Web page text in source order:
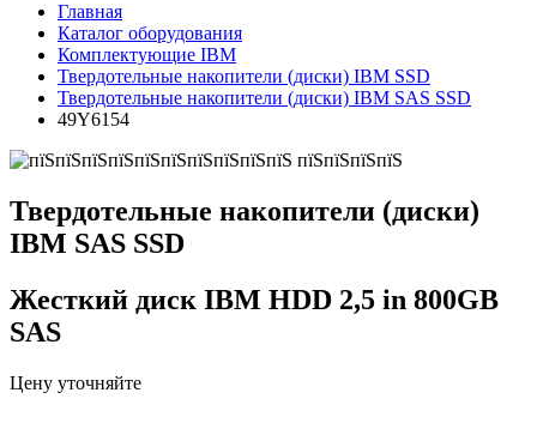
Главная
Каталог оборудования
Комплектующие IBM
Твердотельные накопители (диски) IBM SSD
Твердотельные накопители (диски) IBM SAS SSD
49Y6154
Твердотельные накопители (диски)
IBM SAS SSD
Жесткий диск IBM HDD 2,5 in 800GB
SAS
Цену уточняйте